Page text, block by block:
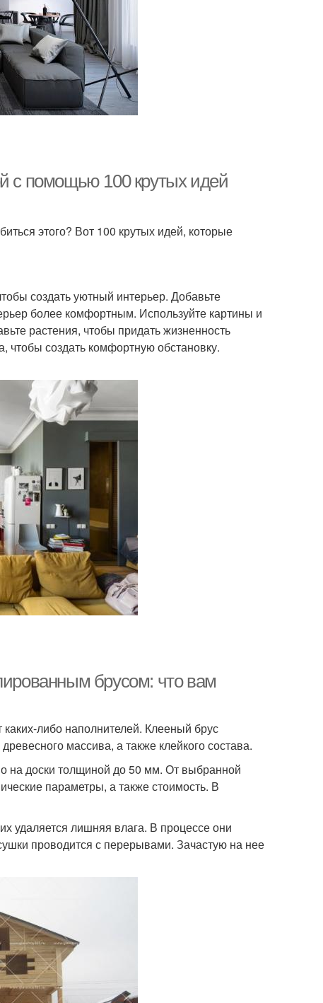
с помощью 100 крутых идей
этого? Вот 100 крутых идей, которые
создать уютный интерьер. Добавьте
более комфортным. Используйте картины и
растения, чтобы придать жизненность
чтобы создать комфортную обстановку.
брусом: что вам
каких-либо наполнителей. Клееный брус
массива, а также клейкого состава.
на доски толщиной до 50 мм. От выбранной
параметры, а также стоимость. В
удаляется лишняя влага. В процессе они
проводится с перерывами. Зачастую на нее